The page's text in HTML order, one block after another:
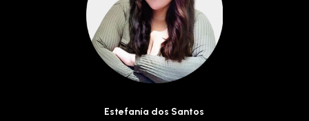
Estefanía dos Santos